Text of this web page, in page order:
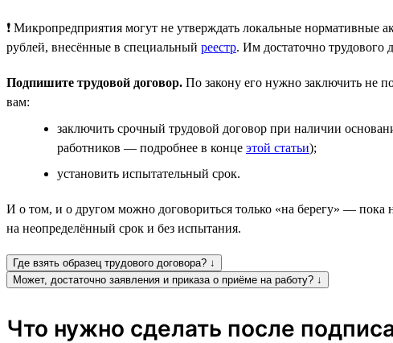
❗ Микропредприятия могут не утверждать локальные
рублей, внесённые в специальный реестр. Им достаточно трудового
Подпишите трудовой договор. По закону его нужно заключить не
вам:
заключить срочный трудовой договор при наличии
работников — подробнее в конце этой статьи);
установить испытательный срок.
И о том, и о другом можно договориться только «на берегу» — пока
на неопределённый срок и без испытания.
Где взять образец трудового договора? ↓
Может, достаточно заявления и приказа о приёме на работу? ↓
Что нужно сделать после